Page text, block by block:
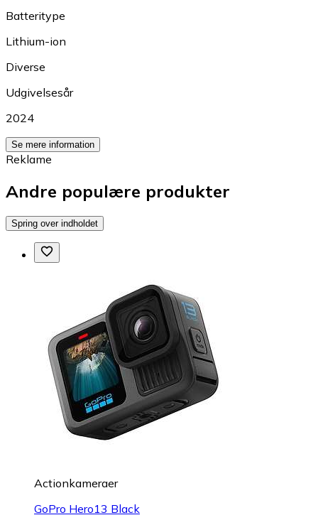
Batteritype
Lithium-ion
Diverse
Udgivelsesår
2024
Se mere information
Reklame
Andre populære produkter
Spring over indholdet
Actionkameraer
GoPro Hero13 Black